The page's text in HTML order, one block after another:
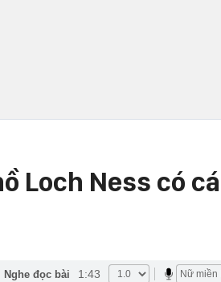
Loch Ness có
Nghe đọc bài 1:43